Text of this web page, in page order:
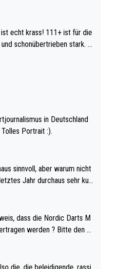
111+ ist für die
schonübertrieben stark. U
in Deutschland
Portrait :).
sinnvoll, aber warum nicht
Qualifikation des Weltm
Dies war bei Archie Self l
amtierender Weltmeister d
werden ? Bitte den A